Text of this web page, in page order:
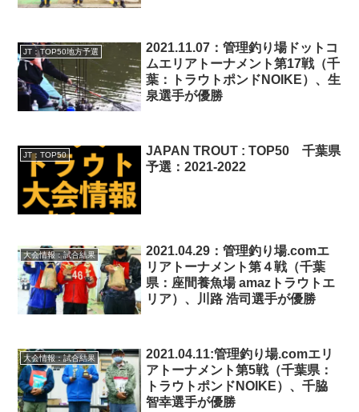
JT：TOP50地方予選
2021.11.07：管理釣り場ドットコ
ムエリアトーナメント第17戦（千
葉：トラウトポンドNOIKE）、生
泉選手が優勝
JT：TOP50
JAPAN TROUT : TOP50 千葉県
予選：2021-2022
大会情報：試合結果
2021.04.29：管理釣り場.comエ
リアトーナメント第４戦（千葉
県：座間養魚場 amazトラウトエ
リア）、川路 浩司選手が優勝
大会情報：試合結果
2021.04.11:管理釣り場.comエリ
アトーナメント第5戦（千葉県：
トラウトポンドNOIKE）、千脇
智幸選手が優勝